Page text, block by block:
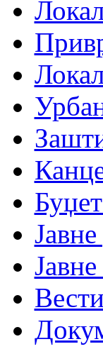
Вести